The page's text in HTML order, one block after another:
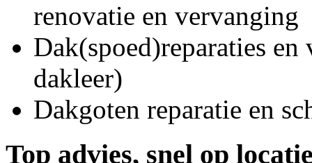
renovatie en vervanging
Dak(spoed)reparaties
dakleer)
Dakgoten reparatie en
Top advies, snel op